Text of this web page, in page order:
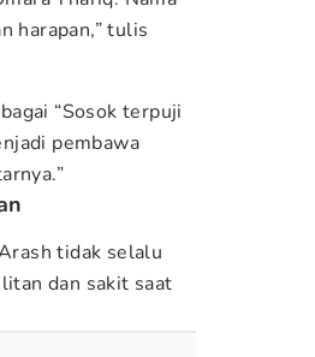
harapan,” tulis
“Sosok terpuji
pembawa
tidak selalu
dan sakit saat